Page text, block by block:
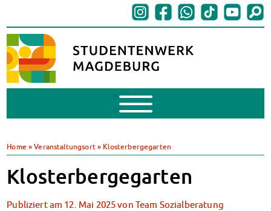
Mobile
Menu
BAföG beantragen
BAföG-FAQs
Dokumente
BAföG-Sprechstunden
Kredite & Stipendien
Home »Veranstaltungsort» Klosterbergegarten
Klosterbergegarten
Publiziert am 12. Mai 2025von Team Sozialberatung